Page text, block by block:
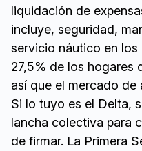
liquidación de
incluye, seguridad,
servicio náutico en
27,5% de los hogares
así que el mercado de
Si lo tuyo es el Delta,
lancha colectiva para
de firmar. La Primera